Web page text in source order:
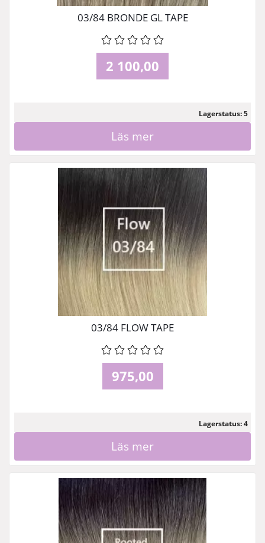
03/84 BRONDE GL TAPE
2 100,00
Lagerstatus: 5
Läs mer
03/84 FLOW TAPE
975,00
Lagerstatus: 4
Läs mer